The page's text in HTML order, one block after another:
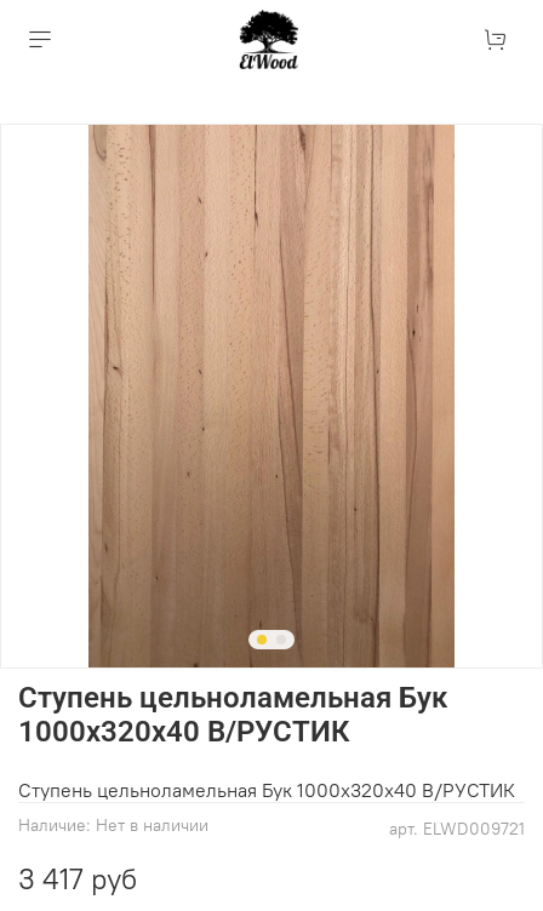
арт. ELWD009721
Наличие: Нет в наличии
Ступень цельноламельная Бук
1000х320х40 В/РУСТИК
3 417 руб
Ступень цельноламельная Бук 1000х320х40 В/РУСТИК